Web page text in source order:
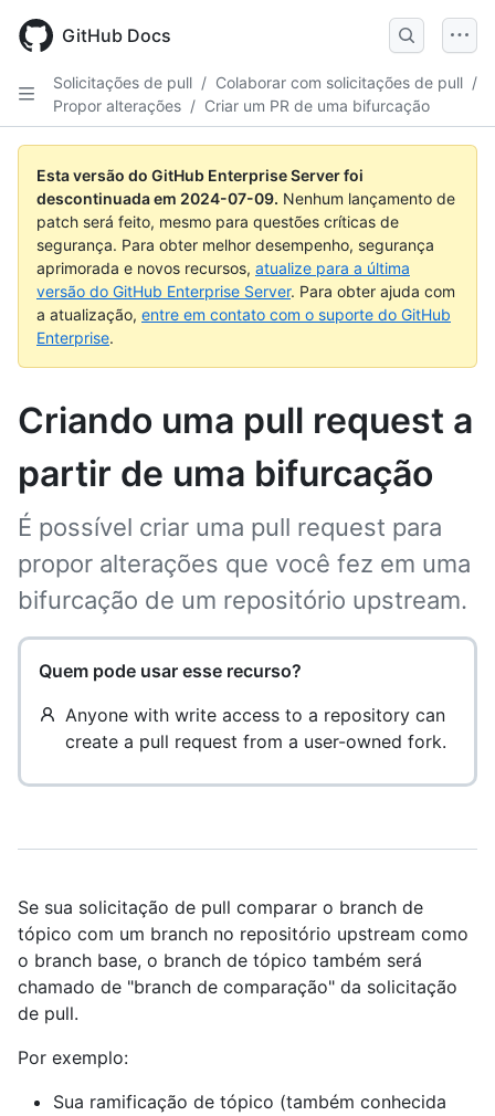
main
GitHub Docs
Solicitações de pull / Colaborar com solicitações de pull /
Propor alterações / Criar um PR de uma bifurcação
Esta versão do GitHub Enterprise Server foi
descontinuada em 2024-07-09. Nenhum lançamento de
patch será feito, mesmo para questões críticas de
segurança. Para obter melhor desempenho, segurança
aprimorada e novos recursos, atualize para a última
versão do GitHub Enterprise Server. Para obter ajuda com
a atualização, entre em contato com o suporte do GitHub
Enterprise.
Criando uma pull request a
partir de uma bifurcação
É possível criar uma pull request para
propor alterações que você fez em uma
bifurcação de um repositório upstream.
Quem pode usar esse recurso?
Anyone with write access to a repository can
create a pull request from a user-owned fork.
Se sua solicitação de pull comparar o branch de
tópico com um branch no repositório upstream como
o branch base, o branch de tópico também será
chamado de "branch de comparação" da solicitação
de pull.
Por exemplo:
Sua ramificação de tópico (também conhecida